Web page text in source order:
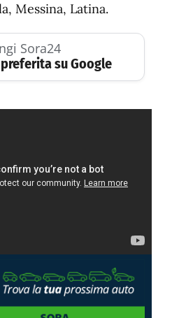
Messina, Latina.
Sora24
su Google